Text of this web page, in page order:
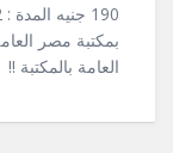
بمكتبة مصر
العامة بالمكتبة !!